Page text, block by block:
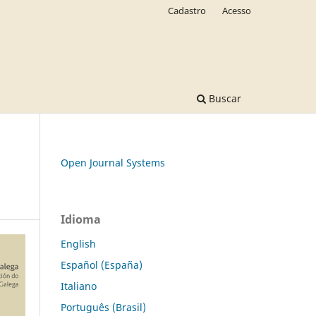
Buscar
Cadastro Acesso
Open Journal Systems
Idioma
English
Español (España)
Italiano
Português (Brasil)